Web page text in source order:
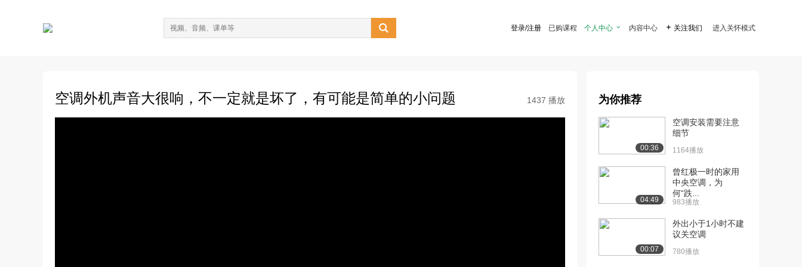
 登录/注册 已购课程 个人中心  内容中心  关注我们 进入关怀模式
空调外机声音大很响，不一定就是坏了，有可能是简单的小问题 1437 播放 为你推荐
00:36
空调安装需要注意
细节
1164播放
04:49
曾红极一时的家用
中央空调，为
何“跌...
983播放
00:07
外出小于1小时不建
议关空调
780播放